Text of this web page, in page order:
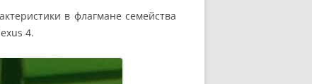
в флагмане семейства
4.